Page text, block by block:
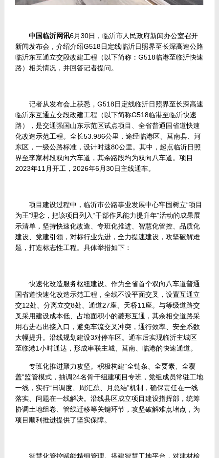
中国临沂网讯6月30日，临沂市人民政府新闻办公室召开
新闻发布会，介绍介绍G518日定线临沂日照界至长深高速公路
临沂东互通立交段改建工程（以下简称：G518临港至临沂快速
路）相关情况，并回答记者提问。
记者从发布会上获悉，G518日定线临沂日照界至长深高速
临沂东互通立交段改建工程（以下简称G518临港至临沂快速
路），是交通强国山东示范区试点项目、全省普通国省道快速
化改造示范工程。全长53.986公里，途经临港区、莒南县、河
东区，一级公路标准，设计时速80公里。其中，起点临沂日照
界至李家村段双向六车道，其余路段均为双向八车道。项目
2023年11月开工，2026年6月30日主线通车。
项目建设过程中，临沂市公路事业发展中心牢固树立“项目
为王”理念，把该项目列入“干部作风能力提升年”活动的成果展
示清单，坚持快速化改造、专班化推进、智慧化管控、品质化
建设、党建引领，对标行业先进，全力提速建设，攻坚破解难
题，打造标志性工程。具体举措如下：
快速化改造服务枢纽建设。作为全省首个双向八车道普通
国省道快速化改造示范工程，全线不设平面交叉，设置互通立
交12处、分离立交8处、通道27座、天桥11座。与等级道路交
叉采用建设成本低、占地面积小的菱形互通，其余相交道路采
用右进右出接入口，避免车流交叉冲突，通行效率、安全系数
大幅提升。沿线规划建设3对停车区。通车后实现临沂主城区
至临港1小时通达，形成串联主城、莒南、临港的快速通道。
专班化推进聚力攻坚。积极构建“全链条、全要素、全覆
盖”监管模式，抽调24名骨干组建项目专班，党组成员常驻工地
一线，实行“日调度、周汇总、月总结”机制，确保责任在一线
落实、问题在一线解决。沿线县区成立项目建设指挥部，统筹
协调土地组卷、管线迁移等关键环节，攻坚破解难点堵点，为
项目顺利推进提供了坚实保障。
智慧化管控赋能精细管理。搭建智慧工地平台，对建材检